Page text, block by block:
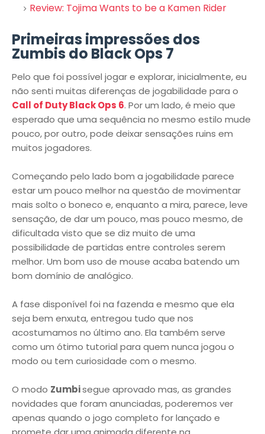
Review: Tojima Wants to be a Kamen Rider
Primeiras impressões dos
Zumbis do Black Ops 7
Pelo que foi possível jogar e explorar, inicialmente, eu
não senti muitas diferenças de jogabilidade para o
Call of Duty Black Ops 6. Por um lado, é meio que
esperado que uma sequência no mesmo estilo mude
pouco, por outro, pode deixar sensações ruins em
muitos jogadores.
Começando pelo lado bom a jogabilidade parece
estar um pouco melhor na questão de movimentar
mais solto o boneco e, enquanto a mira, parece, leve
sensação, de dar um pouco, mas pouco mesmo, de
dificultada visto que se diz muito de uma
possibilidade de partidas entre controles serem
melhor. Um bom uso de mouse acaba batendo um
bom domínio de analógico.
A fase disponível foi na fazenda e mesmo que ela
seja bem enxuta, entregou tudo que nos
acostumamos no último ano. Ela também serve
como um ótimo tutorial para quem nunca jogou o
modo ou tem curiosidade com o mesmo.
O modo Zumbisegue aprovado mas, as grandes
novidades que foram anunciadas, poderemos ver
apenas quando o jogo completo for lançado e